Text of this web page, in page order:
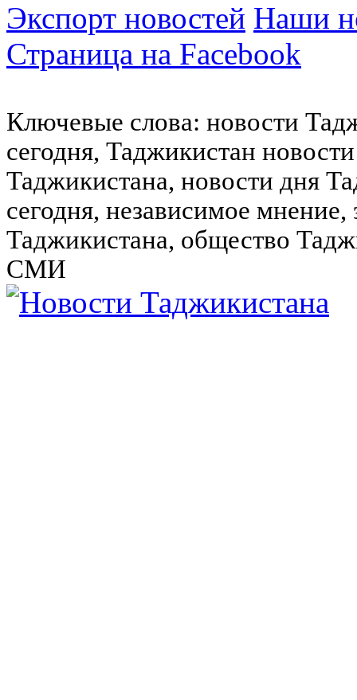
Экспорт новостей Наши
Страница на Facebook
Ключевые слова: новости
сегодня, Таджикистан
Таджикистана, новости дня
сегодня, независимое
Таджикистана, общество
СМИ